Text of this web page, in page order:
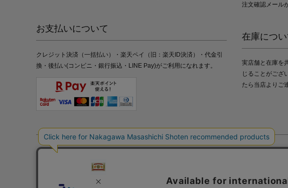
お支払いについて
クレジット決済（一括払い）・楽天ペイ（旧：楽天ID決済）・代金引
換・後払い(コンビニ・銀行振込・LINE Pay)がご利用になれます。
注文確認メール
在庫につい
実店舗と在庫を
じることがござ
たら当店よりご
プライバシーポリシー